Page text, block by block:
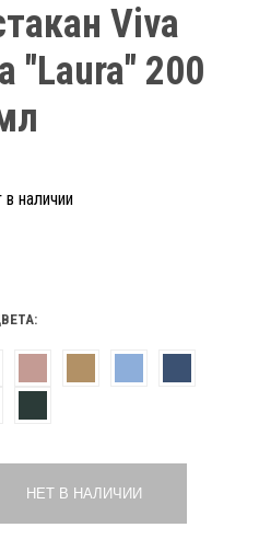
Viva
"Laura" 200
в наличии
НЕТ В НАЛИЧИИ